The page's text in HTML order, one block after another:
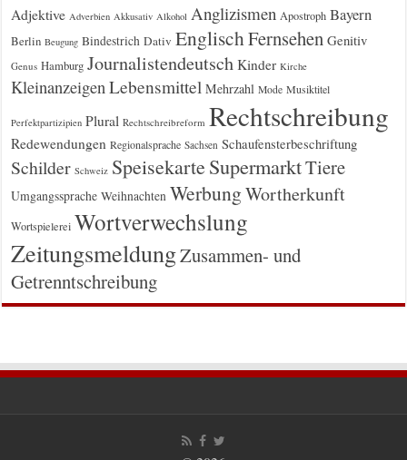
Adjektive Adverbien Akkusativ Alkohol Anglizismen Apostroph Bayern
Berlin Beugung Bindestrich Dativ EnglischFernsehen Genitiv
Genus Hamburg Journalistendeutsch Kinder Kirche
Kleinanzeigen Lebensmittel Mehrzahl Mode Musiktitel
Perfektpartizipien Plural Rechtschreibreform Rechtschreibung
Redewendungen Regionalsprache Sachsen Schaufensterbeschriftung
Schilder Schweiz Speisekarte SupermarktTiere
Umgangssprache Weihnachten WerbungWortherkunft
Wortspielerei Wortverwechslung
ZeitungsmeldungZusammen- und
Getrenntschreibung